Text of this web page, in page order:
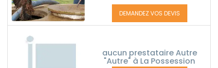
DEMANDEZ VOS DEVIS
aucun prestataire Autre
"Autre" à La Possession